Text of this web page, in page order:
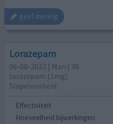
geef mening
Lorazepam
06-08-2022 | Man | 38
lorazepam (1mg)
Slapeloosheid
Effectiviteit
Hoeveelheid bijwerkingen